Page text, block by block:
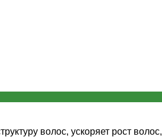
волос, ускоряет рост волос,